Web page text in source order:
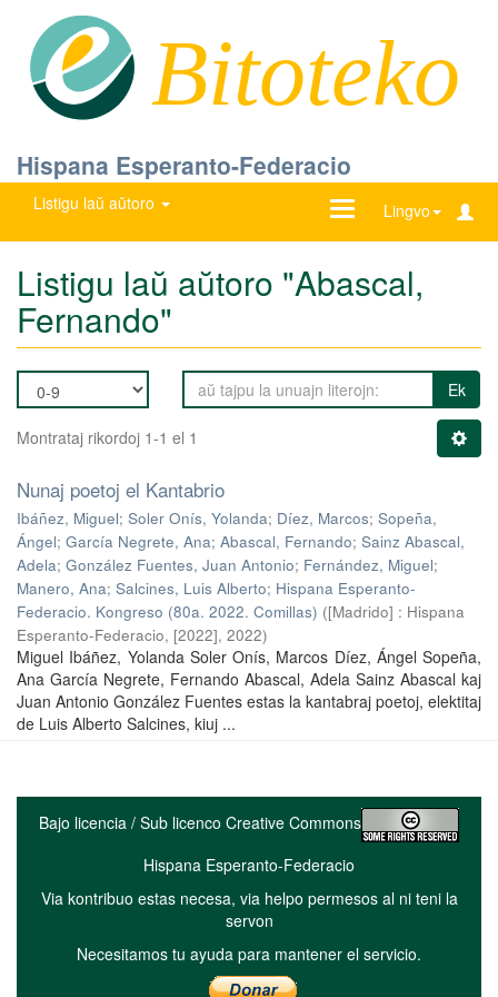
Bitoteko
Hispana Esperanto-Federacio
Listigu laŭ aŭtoro Lingvo
Ŝanĝu
Listigu laŭ aŭtoro "Abascal,
Fernando"
Ek
Montrataj rikordoj 1-1 el 1
Nunaj poetoj el Kantabrio
Ibáñez, Miguel; Soler Onís, Yolanda; Díez, Marcos; Sopeña,
Ángel; García Negrete, Ana; Abascal, Fernando; Sainz Abascal,
Adela; González Fuentes, Juan Antonio; Fernández, Miguel;
Manero, Ana; Salcines, Luis Alberto; Hispana Esperanto-
Federacio. Kongreso (80a. 2022. Comillas) ([Madrido] : Hispana
Esperanto-Federacio, [2022], 2022)
Miguel Ibáñez, Yolanda Soler Onís, Marcos Díez, Ángel Sopeña,
Ana García Negrete, Fernando Abascal, Adela Sainz Abascal kaj
Juan Antonio González Fuentes estas la kantabraj poetoj, elektitaj
de Luis Alberto Salcines, kiuj ...
Bajo licencia / Sub licenco Creative Commons
Hispana Esperanto-Federacio
Via kontribuo estas necesa, via helpo permesos al ni teni la
servon
Necesitamos tu ayuda para mantener el servicio.